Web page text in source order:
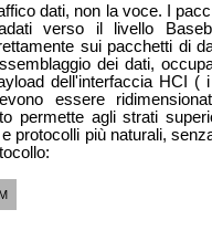
dati, non la voce. I
verso il livello
sui pacchetti di
dei dati,
dell'interfaccia HCI (
essere
permette agli strati
protocolli più naturali,